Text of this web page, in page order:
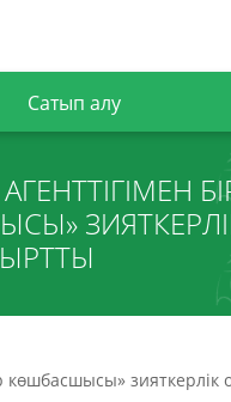
Сатып алу
көшбасшысы»